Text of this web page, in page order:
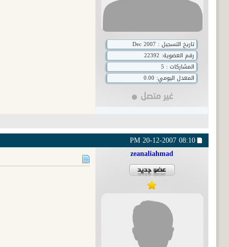
تاريخ التسجيل : Dec 2007
رقم العضوية:
المشاركات : 5
المعدل اليومي: 0.00
20-12-200708:10 PM
zeanaliahmad